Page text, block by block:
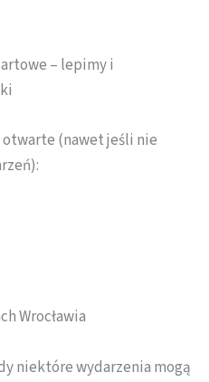
– lepimy i
(nawet jeśli nie
Wrocławia
niektóre wydarzenia mogą